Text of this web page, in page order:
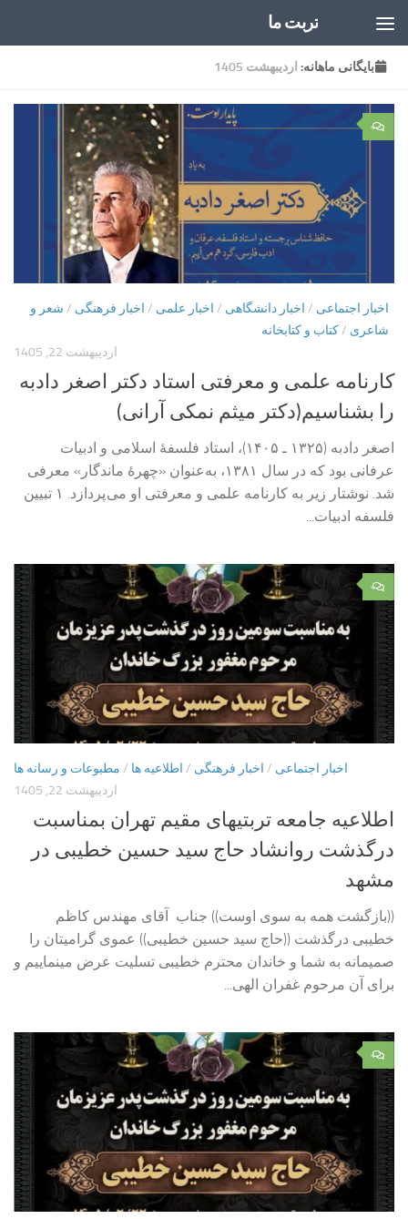
تربت ما
بایگانی‌ ماهانه: اردیبهشت 1405
۰
اخبار اجتماعی / اخبار دانشگاهی / اخبار علمی / اخبار فرهنگی / شعر و
شاعری /کتاب و کتابخانه
اردیبهشت 22, 1405
کارنامه علمی و معرفتی استاد دکتر اصغر دادبه
را بشناسیم(دکتر میثم نمکی آرانی)
اصغر دادبه (۱۳۲۵ ـ ۱۴۰۵)، استاد فلسفهٔ اسلامی و ادبیات
عرفانی بود که در سال ۱۳۸۱، به‌عنوان «چهرهٔ ماندگار» معرفی
شد. نوشتار زیر به کارنامه علمی و معرفتی او می پردازد. ۱ تبیین
فلسفه ادبیات...
۰
اخبار اجتماعی / اخبار فرهنگی / اطلاعیه ها / مطبوعات و رسانه ها
اردیبهشت 22, 1405
اطلاعیه جامعه تربتیهای مقیم تهران بمناسبت
درگذشت روانشاد حاج سید حسین خطیبی در
مشهد
((بازگشت همه به سوی اوست)) جناب آقای مهندس کاظم
خطیبی درگذشت ((حاج سید حسین خطیبی)) عموی گرامیتان را
صمیمانه به شما و خاندان محترم خطیبی تسلیت عرض مینماییم و
برای آن مرحوم غفران الهی...
۰